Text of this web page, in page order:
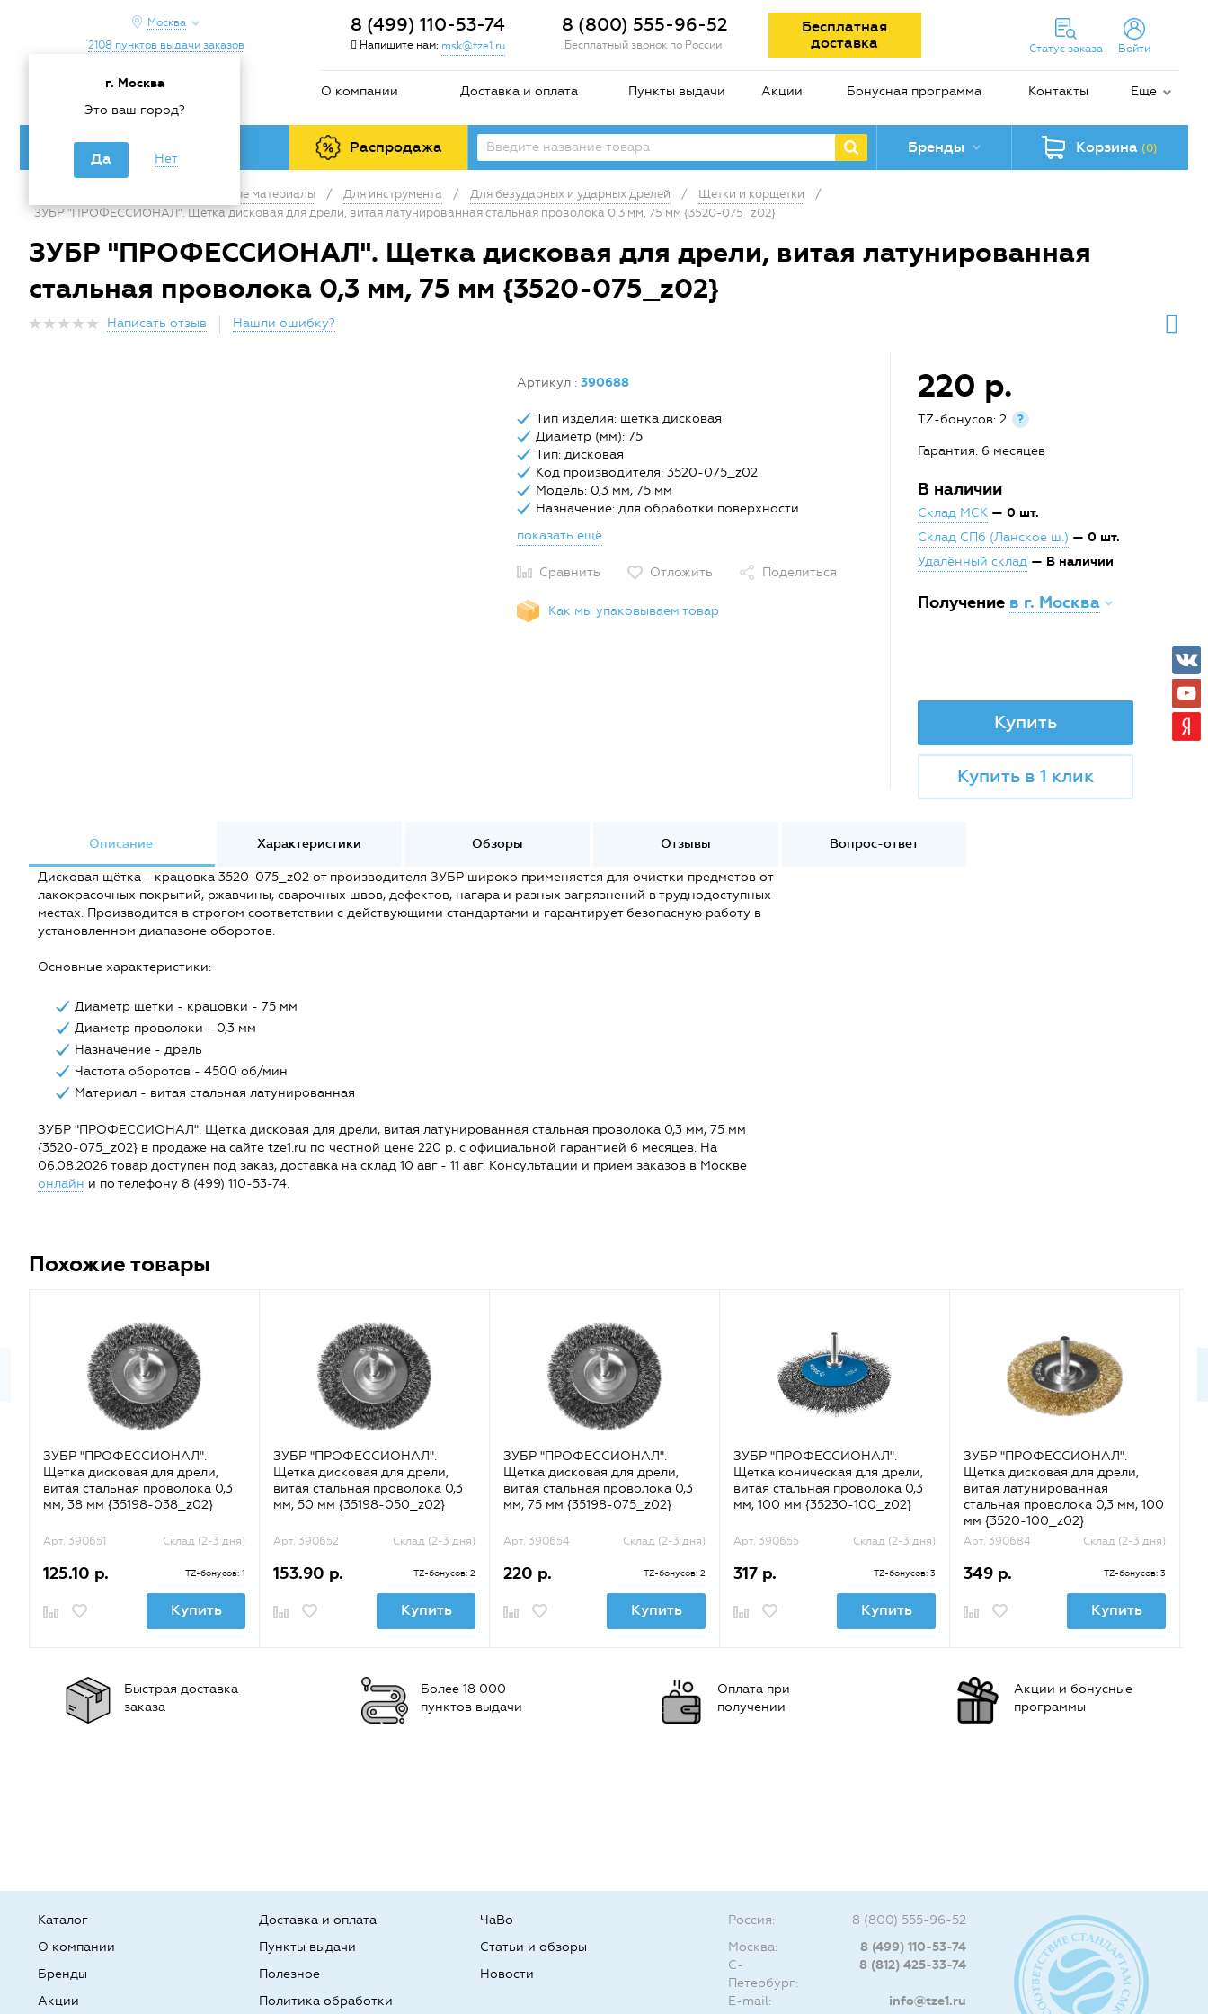
Москва
г. Москва
Это ваш город?
Да Нет
2108 пунктов выдачи заказов
8 (499) 110-53-74
Напишите нам: msk@tze1.ru
8 (800) 555-96-52
Бесплатный звонок по России
Бесплатная
доставка
Статус заказа Войти
О компании Доставка и оплата Пункты выдачи Акции Бонусная программа Контакты Еще
Каталог товаров Распродажа Бренды Корзина (0)
Расходные материалы / Для инструмента / Для безударных и ударных дрелей / Щетки и корщетки
/
ЗУБР "ПРОФЕССИОНАЛ". Щетка дисковая для дрели, витая латунированная стальная проволока 0,3 мм, 75 мм {3520-075_z02}
ЗУБР "ПРОФЕССИОНАЛ". Щетка дисковая для дрели, витая латунированная
стальная проволока 0,3 мм, 75 мм {3520-075_z02}
Написать отзыв Нашли ошибку?
Артикул : 390688
Тип изделия: щетка дисковая
Диаметр (мм): 75
Тип: дисковая
Код производителя: 3520-075_z02
Модель: 0,3 мм, 75 мм
Назначение: для обработки поверхности
показать ещё
Сравнить Отложить Поделиться
Как мы упаковываем товар
220 р.
TZ-бонусов: 2 ?
Гарантия: 6 месяцев
В наличии
Склад МСК — 0 шт.
Склад СПб (Ланское ш.) — 0 шт.
Удалённый склад — В наличии
Получение в г. Москва
Купить
Купить в 1 клик
Описание Характеристики Обзоры Отзывы Вопрос-ответ
Дисковая щётка - крацовка 3520-075_z02 от производителя ЗУБР широко применяется для очистки предметов от
лакокрасочных покрытий, ржавчины, сварочных швов, дефектов, нагара и разных загрязнений в труднодоступных
местах. Производится в строгом соответствии с действующими стандартами и гарантирует безопасную работу в
установленном диапазоне оборотов.
Основные характеристики:
Диаметр щетки - крацовки - 75 мм
Диаметр проволоки - 0,3 мм
Назначение - дрель
Частота оборотов - 4500 об/мин
Материал - витая стальная латунированная
ЗУБР "ПРОФЕССИОНАЛ". Щетка дисковая для дрели, витая латунированная стальная проволока 0,3 мм, 75 мм
{3520-075_z02} в продаже на сайте tze1.ru по честной цене 220 р. с официальной гарантией 6 месяцев. На
06.08.2026 товар доступен под заказ, доставка на склад 10 авг - 11 авг. Консультации и прием заказов в Москве
онлайн и по телефону 8 (499) 110-53-74.
Похожие товары
ЗУБР "ПРОФЕССИОНАЛ".
Щетка дисковая для дрели,
витая стальная проволока 0,3
мм, 38 мм {35198-038_z02}
Арт. 390651 Склад (2-3 дня)
125.10 р. TZ-бонусов: 1
Купить
ЗУБР "ПРОФЕССИОНАЛ".
Щетка дисковая для дрели,
витая стальная проволока 0,3
мм, 50 мм {35198-050_z02}
Арт. 390652 Склад (2-3 дня)
153.90 р. TZ-бонусов: 2
Купить
ЗУБР "ПРОФЕССИОНАЛ".
Щетка дисковая для дрели,
витая стальная проволока 0,3
мм, 75 мм {35198-075_z02}
Арт. 390654 Склад (2-3 дня)
220 р. TZ-бонусов: 2
Купить
ЗУБР "ПРОФЕССИОНАЛ".
Щетка коническая для дрели,
витая стальная проволока 0,3
мм, 100 мм {35230-100_z02}
Арт. 390655 Склад (2-3 дня)
317 р. TZ-бонусов: 3
Купить
ЗУБР "ПРОФЕССИОНАЛ".
Щетка дисковая для дрели,
витая латунированная
стальная проволока 0,3 мм, 100
мм {3520-100_z02}
Арт. 390684 Склад (2-3 дня)
349 р. TZ-бонусов: 3
Купить
Быстрая доставка
заказа
Более 18 000
пунктов выдачи
Оплата при
получении
Акции и бонусные
программы
Каталог
О компании
Бренды
Доставка и оплата
Пункты выдачи
Полезное
ЧаВо
Статьи и обзоры
Новости
Акции
Политика обработки
Россия:
8 (800) 555-96-52
Москва:
8 (499) 110-53-74
С-
Петербург:
8 (812) 425-33-74
E-mail: info@tze1.ru